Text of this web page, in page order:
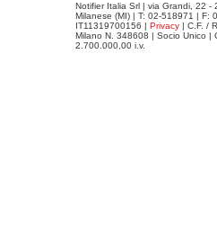
Notifier Italia Srl | via Grandi, 22 -
Milanese (MI) | T: 02-518971 | F:
IT11319700156 | Privacy | C.F. /
Milano N. 348608 | Socio Unico |
2.700.000,00 i.v.